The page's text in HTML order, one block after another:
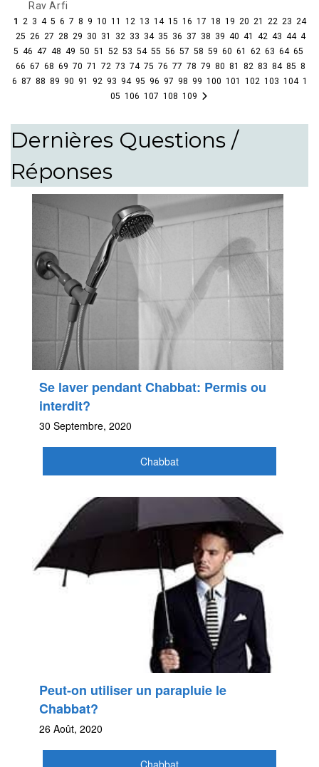
Rav Arfi
1 2 3 4 5 6 7 8 9 10 11 12 13 14 15 16 17 18 19 20 21 22 23 24
25 26 27 28 29 30 31 32 33 34 35 36 37 38 39 40 41 42 43 44 4
5 46 47 48 49 50 51 52 53 54 55 56 57 58 59 60 61 62 63 64 65
66 67 68 69 70 71 72 73 74 75 76 77 78 79 80 81 82 83 84 85 8
6 87 88 89 90 91 92 93 94 95 96 97 98 99 100 101 102 103 104 1
05 106 107 108 109
Dernières Questions /
Réponses
Se laver pendant Chabbat: Permis ou
interdit?
30 Septembre, 2020
Chabbat
Peut-on utiliser un parapluie le
Chabbat?
26 Août, 2020